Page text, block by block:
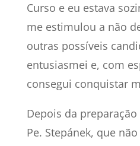
Curso e eu estava
me estimulou a não
outras possíveis
entusiasmei e, com
consegui conquistar
Depois da
Pe. Stepánek, que